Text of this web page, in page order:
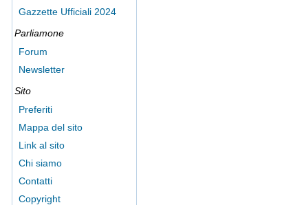
Gazzette Ufficiali 2024
Parliamone
Forum
Newsletter
Sito
Preferiti
Mappa del sito
Link al sito
Chi siamo
Contatti
Copyright